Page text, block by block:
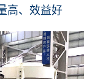
高、效益好